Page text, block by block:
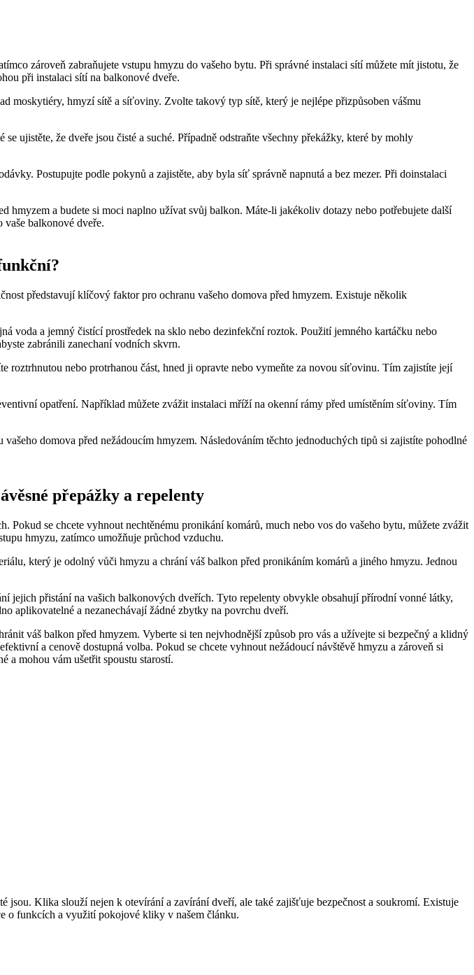
zároveň zabraňujete vstupu hmyzu do vašeho bytu. Při správné instalaci sítí můžete mít jistotu, že
při instalaci sítí na balkonové dveře.
moskytiéry, hmyzí sítě a síťoviny. Zvolte takový typ sítě, který je nejlépe přizpůsoben vášmu
ujistěte, že dveře jsou čisté a suché. Případně odstraňte všechny překážky, které by mohly
Postupujte podle pokynů a zajistěte, aby byla síť správně napnutá a bez mezer. Při doinstalaci
hmyzem a budete si moci naplno užívat svůj balkon. Máte-li jakékoliv dotazy nebo potřebujete další
vaše balkonové dveře.
představují klíčový faktor pro ochranu vašeho domova před hmyzem. Existuje několik
voda a jemný čistící prostředek na sklo nebo dezinfekční roztok. Použití jemného kartáčku nebo
zabránili zanechaní vodních skvrn.
nebo protrhanou část, hned ji opravte nebo vymeňte za novou síťovinu. Tím zajistíte její
opatření. Například můžete zvážit instalaci mříží na okenní rámy před umístěním síťoviny. Tím
domova před nežádoucím hmyzem. Následováním těchto jednoduchých tipů si zajistíte pohodlné
přepážky a repelenty
se chcete vyhnout nechtěnému pronikání komárů, much nebo vos do vašeho bytu, můžete zvážit
hmyzu, zatímco umožňuje průchod vzduchu.
který je odolný vůči hmyzu a chrání váš balkon před pronikáním komárů a jiného hmyzu. Jednou
jejich přistání na vašich balkonových dveřích. Tyto repelenty obvykle obsahují přírodní vonné látky,
aplikovatelné a nezanechávají žádné zbytky na povrchu dveří.
váš balkon před hmyzem. Vyberte si ten nejvhodnější způsob pro vás a užívejte si bezpečný a klidný
a cenově dostupná volba. Pokud se chcete vyhnout nežádoucí návštěvě hmyzu a zároveň si
a mohou vám ušetřit spoustu starostí.
Klika slouží nejen k otevírání a zavírání dveří, ale také zajišťuje bezpečnost a soukromí. Existuje
o funkcích a využití pokojové kliky v našem článku.